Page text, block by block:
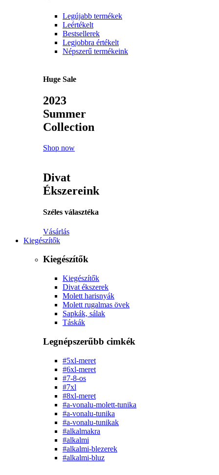
Legújabb termékek
Leértékelt
Bestsellerek
Legjobbra értékelt
Népszerű termékeink
Huge Sale
2023
Summer
Collection
Shop now
Divat
Ékszereink
Széles választéka
Vásárlás
Kiegészítők
Kiegészítők
Kiegészítők
Divat ékszerek
Molett harisnyák
Molett rugalmas övek
Sapkák, sálak
Táskák
Legnépszerűbb cimkék
#5xl-meret
#6xl-meret
#7-8-os
#7xl
#8xl-meret
#a-vonalu-molett-tunika
#a-vonalu-tunika
#a-vonalu-tunikak
#alkalmakra
#alkalmi
#alkalmi-blezerek
#alkalmi-bluz